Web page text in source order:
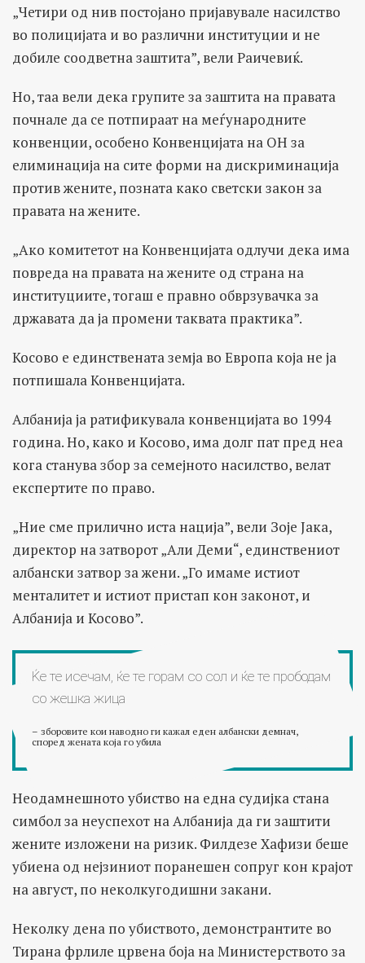
„Четири од нив постојано пријавувале насилство
во полицијата и во различни институции и не
добиле соодветна заштита”, вели Раичевиќ.
Но, таа вели дека групите за заштита на правата
почнале да се потпираат на меѓународните
конвенции, особено Конвенцијата на ОН за
елиминација на сите форми на дискриминација
против жените, позната како светски закон за
правата на жените.
„Ако комитетот на Конвенцијата одлучи дека има
повреда на правата на жените од страна на
институциите, тогаш е правно обврзувачка за
државата да ја промени таквата практика”.
Косово е единствената земја во Европа која не ја
потпишала Конвенцијата.
Албанија ја ратификувала конвенцијата во 1994
година. Но, како и Косово, има долг пат пред неа
кога станува збор за семејното насилство, велат
експертите по право.
„Ние сме прилично иста нација”, вели Зоје Јака,
директор на затворот „Али Деми“, единствениот
албански затвор за жени. „Го имаме истиот
менталитет и истиот пристап кон законот, и
Албанија и Косово”.
Ќе те исечам, ќе те горам со сол и ќе те прободам
со жешка жица
– зборовите кои наводно ги кажал еден албански демнач,
според жената која го убила
Неодамнешното убиство на една судијка стана
симбол за неуспехот на Албанија да ги заштити
жените изложени на ризик. Филдезе Хафизи беше
убиена од нејзиниот поранешен сопруг кон крајот
на август, по неколкугодишни закани.
Неколку дена по убиството, демонстрантите во
Тирана фрлиле црвена боја на Министерството за